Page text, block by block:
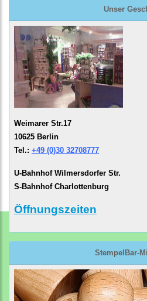
Unser
Weimarer Str.17
10625 Berlin
Tel.: +49 (0)30 32708777
U-Bahnhof Wilmersdorfer Str.
S-Bahnhof Charlottenburg
Öffnungszeiten
StempelBar-